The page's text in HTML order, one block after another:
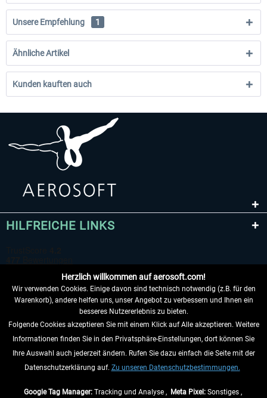
Unsere Empfehlung 1
Ähnliche Artikel
Kunden kauften auch
HILFREICHE LINKS
VERTRAG WIDERRUFEN
INFORMATIONEN
Herzlich willkommen auf aerosoft.com!
Wir verwenden Cookies. Einige davon sind technisch notwendig (z.B. für den
Warenkorb), andere helfen uns, unser Angebot zu verbessern und Ihnen ein
besseres Nutzererlebnis zu bieten.
Folgende Cookies akzeptieren Sie mit einem Klick auf Alle akzeptieren. Weitere
Informationen finden Sie in den Privatsphäre-Einstellungen, dort können Sie
Ihre Auswahl auch jederzeit ändern. Rufen Sie dazu einfach die Seite mit der
Datenschutzerklärung auf. Zu unseren Datenschutzbestimmungen.
Google Tag Manager:Tracking und Analyse , Meta Pixel:Sonstiges ,